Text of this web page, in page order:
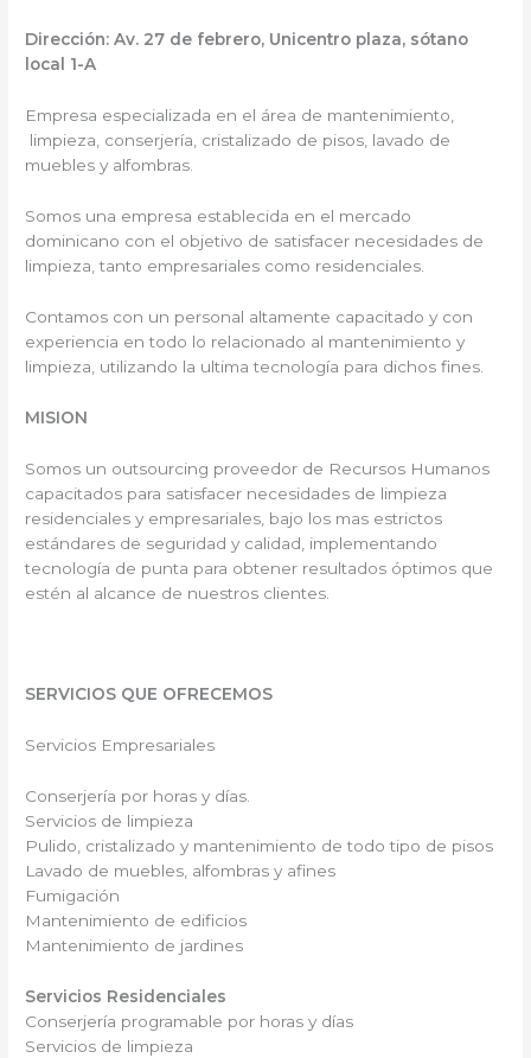
Dirección:Av. 27 de febrero, Unicentro plaza, sótano
local 1-A
Empresa especializada en el área de mantenimiento,
limpieza, conserjería, cristalizado de pisos, lavado de
muebles y alfombras.
Somos una empresa establecida en el mercado
dominicano con el objetivo de satisfacer necesidades de
limpieza, tanto empresariales como residenciales.
Contamos con un personal altamente capacitado y con
experiencia en todo lo relacionado al mantenimiento y
limpieza, utilizando la ultima tecnología para dichos fines.
MISION
Somos un outsourcing proveedor de Recursos Humanos
capacitados para satisfacer necesidades de limpieza
residenciales y empresariales, bajo los mas estrictos
estándares de seguridad y calidad, implementando
tecnología de punta para obtener resultados óptimos que
estén al alcance de nuestros clientes.
SERVICIOS QUE OFRECEMOS
Servicios Empresariales
Conserjería por horas y días.
Servicios de limpieza
Pulido, cristalizado y mantenimiento de todo tipo de pisos
Lavado de muebles, alfombras y afines
Fumigación
Mantenimiento de edificios
Mantenimiento de jardines
Servicios Residenciales
Conserjería programable por horas y días
Servicios de limpieza